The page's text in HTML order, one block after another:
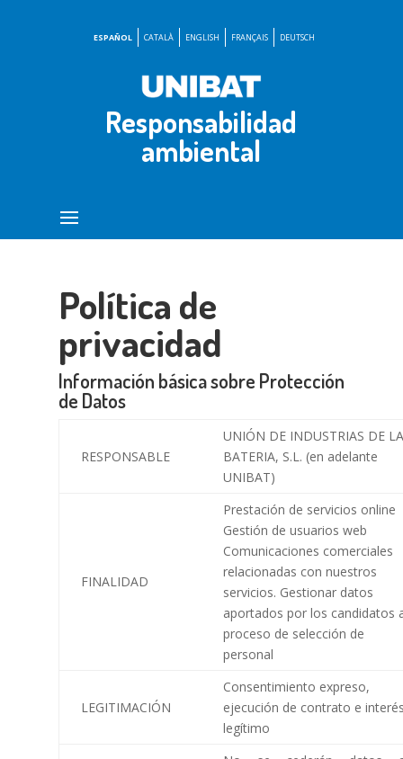
ESPAÑOL CATALÀ ENGLISH FRANÇAIS DEUTSCH
Responsabilidad
ambiental
Política de
privacidad
Información básica sobre Protección
de Datos
RESPONSABLE
UNIÓN DE INDUSTRIAS DE LA
BATERIA, S.L. (en adelante
UNIBAT)
FINALIDAD
Prestación de servicios online
Gestión de usuarios web
Comunicaciones comerciales
relacionadas con nuestros
servicios. Gestionar datos
aportados por los candidatos
proceso de selección de
personal
LEGITIMACIÓN
Consentimiento expreso,
ejecución de contrato e
legítimo